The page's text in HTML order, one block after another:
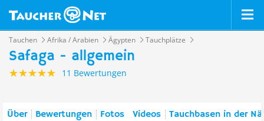
Tauchen Afrika / Arabien Ägypten Tauchplätze
Safaga - allgemein
11 Bewertungen
Über Bewertungen Fotos Videos Tauchbasen in der